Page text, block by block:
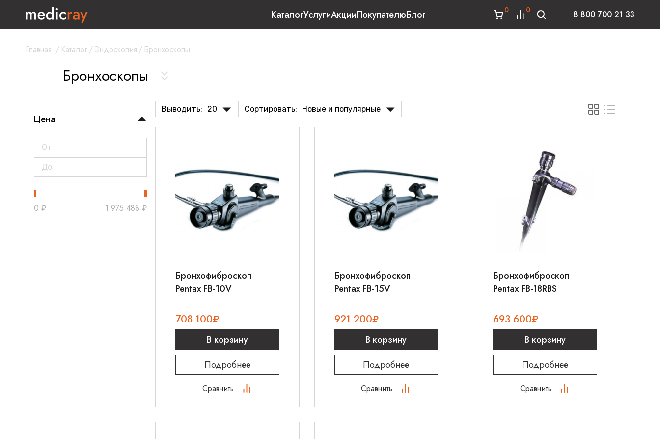
КаталогУслугиАкцииПокупателюБлог 0 0 8 800 700 21 33
Главная / Каталог/Эндоскопия / Бронхоскопы
Бронхоскопы
Цена
0 ₽ 1 975 488 ₽
Выводить: 20 Сортировать: Новые и популярные
Бронхофиброскоп
Pentax FB-10V
708 100₽
В корзину
Подробнее
Сравнить
Бронхофиброскоп
Pentax FB-15V
921 200₽
В корзину
Подробнее
Сравнить
Бронхофиброскоп
Pentax FB-18RBS
693 600₽
В корзину
Подробнее
Сравнить